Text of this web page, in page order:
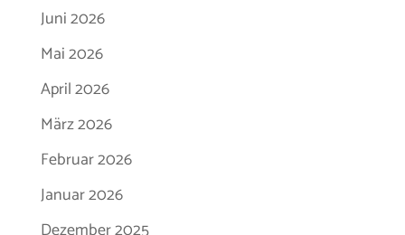
Juni 2026
Mai 2026
April 2026
März 2026
Februar 2026
Januar 2026